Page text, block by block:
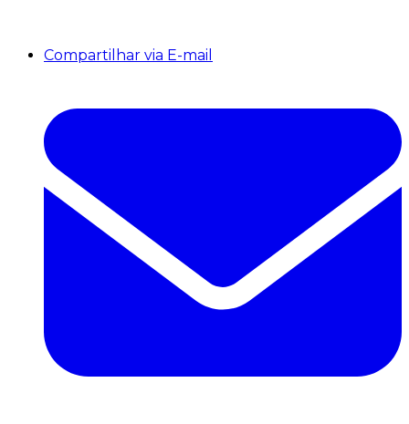
Compartilhar via E-mail